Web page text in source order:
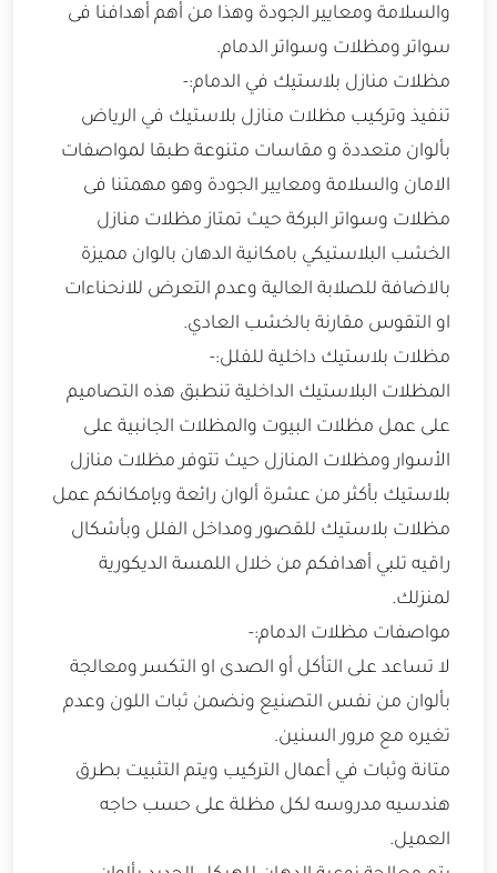
والسلامة ومعايير الجودة وهذا من أهم أهدافنا فى
سواتر ومظلات وسواتر الدمام.
مظلات منازل بلاستيك في الدمام:-
تنفيذ وتركيب مظلات منازل بلاستيك في الرياض
بألوان متعددة و مقاسات متنوعة طبقا لمواصفات
الامان والسلامة ومعايير الجودة وهو مهمتنا فى
مظلات وسواتر البركة حيث تمتاز مظلات منازل
الخشب البلاستيكي بامكانية الدهان بالوان مميزة
بالاضافة للصلابة العالية وعدم التعرض للانحناءات
او التقوس مقارنة بالخشب العادي.
مظلات بلاستيك داخلية للفلل:-
المظلات البلاستيك الداخلية تنطبق هذه التصاميم
على عمل مظلات البيوت والمظلات الجانبية على
الأسوار ومظلات المنازل حيث تتوفر مظلات منازل
بلاستيك بأكثر من عشرة ألوان رائعة وبإمكانكم عمل
مظلات بلاستيك للقصور ومداخل الفلل وبأشكال
راقيه تلبي أهدافكم من خلال اللمسة الديكورية
لمنزلك.
مواصفات مظلات الدمام:-
لا تساعد على التأكل أو الصدى او التكسر ومعالجة
بألوان من نفس التصنيع ونضمن ثبات اللون وعدم
تغيره مع مرور السنين.
متانة وثبات في أعمال التركيب ويتم التثبيت بطرق
هندسيه مدروسه لكل مظلة على حسب حاجه
العميل.